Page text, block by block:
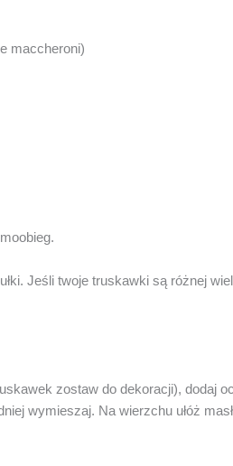
maccheroni)
Jeśli twoje truskawki są różnej
zostaw do dekoracji), dodaj
wymieszaj. Na wierzchu ułóż